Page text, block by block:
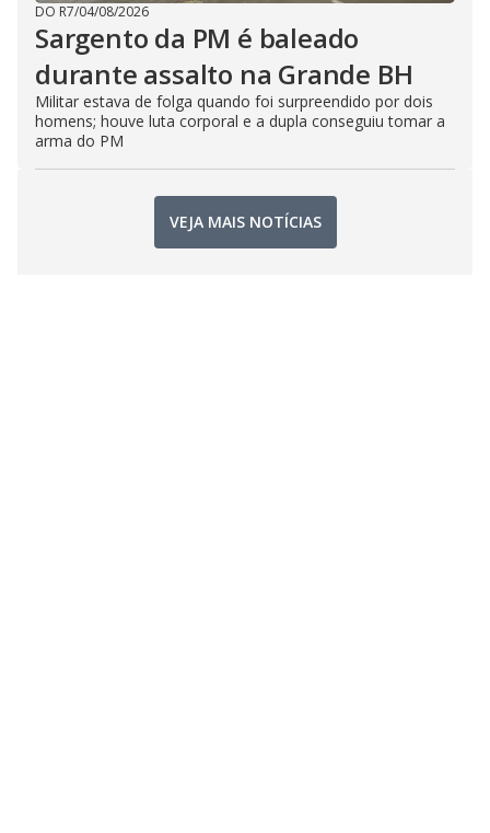
DO R7/04/08/2026
Sargento da PM é baleado
durante assalto na Grande BH
Militar estava de folga quando foi surpreendido por dois
homens; houve luta corporal e a dupla conseguiu tomar a
arma do PM
VEJA MAIS NOTÍCIAS